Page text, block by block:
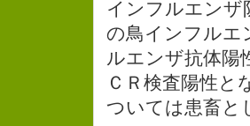
インフルエンザ
の鳥インフルエ
ルエンザ抗体陽
ＣＲ検査陽性と
ついては患畜と